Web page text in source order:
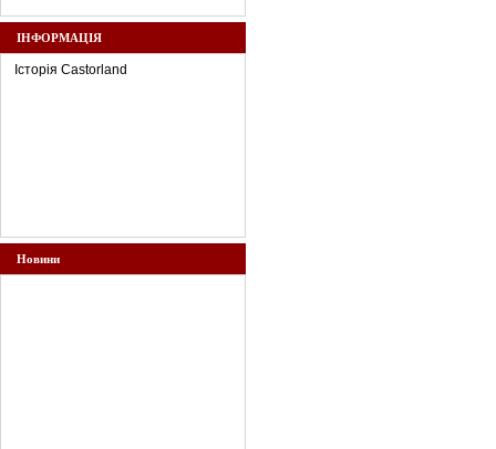
ІНФОРМАЦІЯ
Історія Castorland
Новини